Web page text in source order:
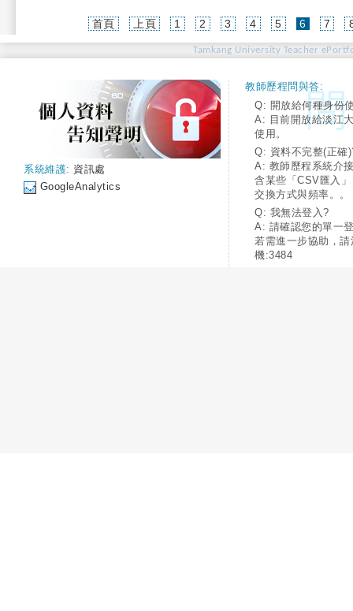
首頁 上頁 1 2 3 4 5 6(current)
7
Tamkang University Teacher
系統維護: 資訊處
GoogleAnalytics
教師歷程問與答:
Q: 開放給何種身份
A: 目前開放給淡江
使用。
Q: 資料不完整(正確
A: 教師歷程系統介
含某些「CSV匯入
交換方式與頻率。。
Q: 我無法登入?
A: 請確認您的單一
若需進一步協助，
機:3484